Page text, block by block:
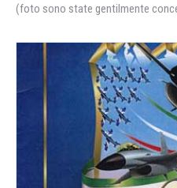
(foto sono state gentilmente